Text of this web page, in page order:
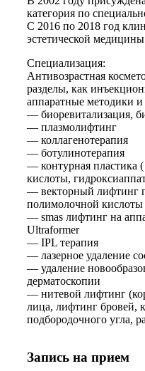
категория по
С 2016 по 2018 год
эстетической
Специализация:
Антивозрастная
разделы, как
аппаратные методики
— биоревитализация,
— плазмолифтинг
— коллагенотерапия
— ботулинотерапия
— контурная пластика
кислоты,
— векторный лифтинг
полимолочной кислоты
— smas лифтинг на
Ultraformer
— IPL терапия
— лазерное удаление
— удаление
дерматоскопии
— нитевой лифтинг
лица, лифтинг бровей,
подбородочного угла,
Запись на прием